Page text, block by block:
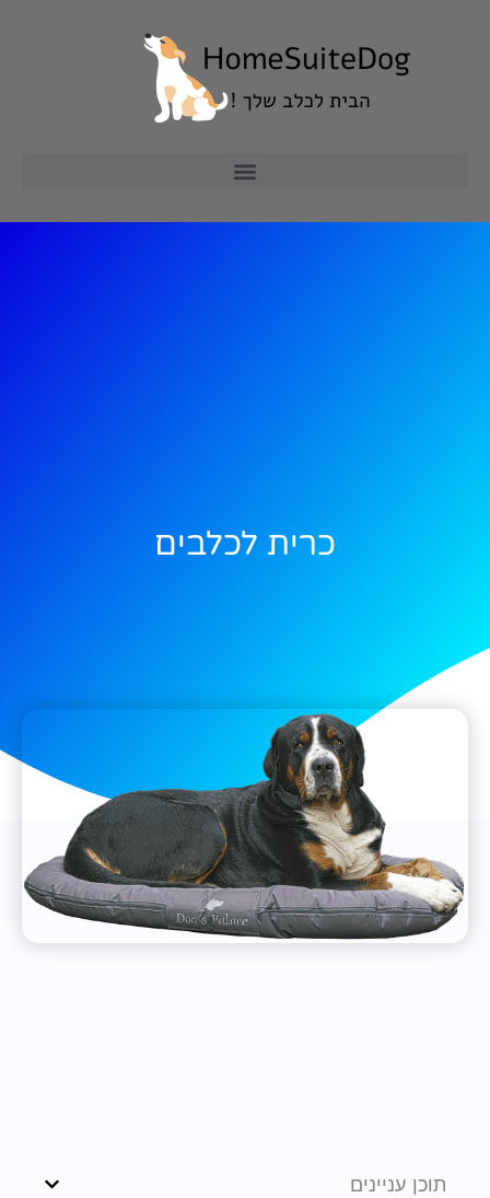
כרית לכלבים
תוכן עניינים